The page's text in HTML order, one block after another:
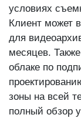
условиях
Клиент может
для
месяцев.
облаке по
зоны на всей
полный обзор